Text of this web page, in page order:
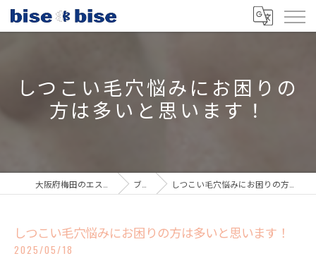
しつこい毛穴悩みにお困りの
方は多いと思います！
大阪府梅田のエステならbisebise ブログ しつこい毛穴悩みにお困りの方は多いと思います！
しつこい毛穴悩みにお困りの方は多いと思います！
2025/05/18